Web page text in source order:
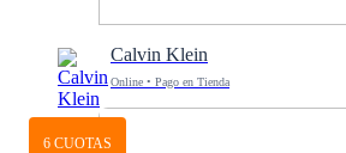
Calvin Klein
Online • Pago en Tienda
6 CUOTAS